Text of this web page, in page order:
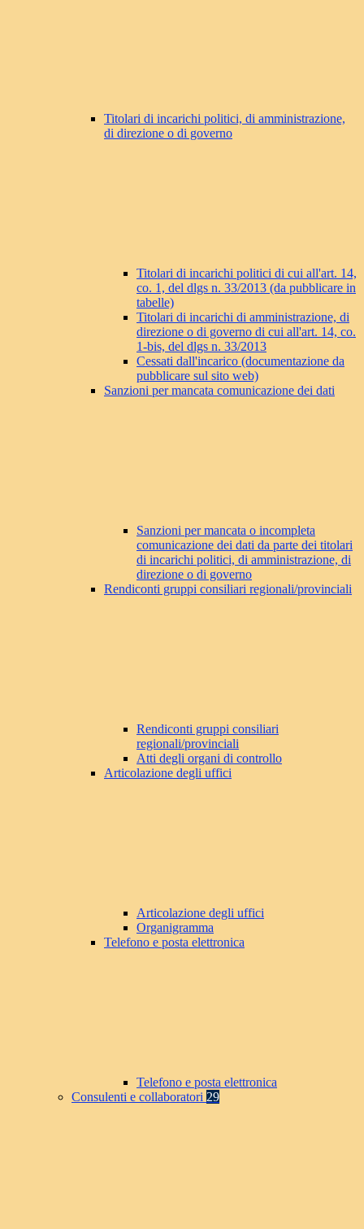
Titolari di incarichi politici, di amministrazione,
di direzione o di governo
Titolari di incarichi politici di cui all'art. 14,
co. 1, del dlgs n. 33/2013 (da pubblicare in
tabelle)
Titolari di incarichi di amministrazione, di
direzione o di governo di cui all'art. 14, co.
1-bis, del dlgs n. 33/2013
Cessati dall'incarico (documentazione da
pubblicare sul sito web)
Sanzioni per mancata comunicazione dei dati
Sanzioni per mancata o incompleta
comunicazione dei dati da parte dei titolari
di incarichi politici, di amministrazione, di
direzione o di governo
Rendiconti gruppi consiliari regionali/provinciali
Rendiconti gruppi consiliari
regionali/provinciali
Atti degli organi di controllo
Articolazione degli uffici
Articolazione degli uffici
Organigramma
Telefono e posta elettronica
Telefono e posta elettronica
Consulenti e collaboratori 29